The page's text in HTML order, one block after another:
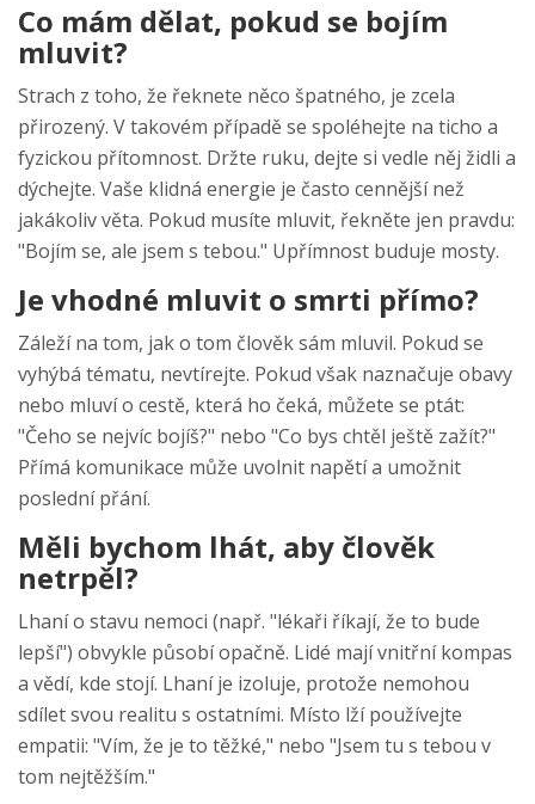
Co mám dělat, pokud se bojím
mluvit?
Strach z toho, že řeknete něco špatného, je zcela
přirozený. V takovém případě se spoléhejte na ticho a
fyzickou přítomnost. Držte ruku, dejte si vedle něj židli a
dýchejte. Vaše klidná energie je často cennější než
jakákoliv věta. Pokud musíte mluvit, řekněte jen pravdu:
"Bojím se, ale jsem s tebou." Upřímnost buduje mosty.
Je vhodné mluvit o smrti přímo?
Záleží na tom, jak o tom člověk sám mluvil. Pokud se
vyhýbá tématu, nevtírejte. Pokud však naznačuje obavy
nebo mluví o cestě, která ho čeká, můžete se ptát:
"Čeho se nejvíc bojíš?" nebo "Co bys chtěl ještě zažít?"
Přímá komunikace může uvolnit napětí a umožnit
poslední přání.
Měli bychom lhát, aby člověk
netrpěl?
Lhaní o stavu nemoci (např. "lékaři říkají, že to bude
lepší") obvykle působí opačně. Lidé mají vnitřní kompas
a vědí, kde stojí. Lhaní je izoluje, protože nemohou
sdílet svou realitu s ostatními. Místo lží používejte
empatii: "Vím, že je to těžké," nebo "Jsem tu s tebou v
tom nejtěžším."